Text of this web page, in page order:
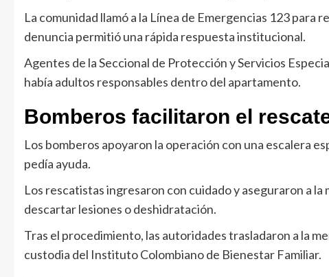
La comunidad llamó a la Línea de Emergencias 123 para
denuncia permitió una rápida respuesta institucional.
Agentes de la Seccional de Protección y Servicios
había adultos responsables dentro del apartamento.
Bomberos facilitaron el
Los bomberos apoyaron la operación con una escalera
pedía ayuda.
Los rescatistas ingresaron con cuidado y aseguraron a
descartar lesiones o deshidratación.
Tras el procedimiento, las autoridades trasladaron a la
custodia del Instituto Colombiano de Bienestar Familiar.